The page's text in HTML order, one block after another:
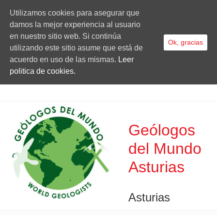
Geólogos
del Mundo
Asturias
Asturias
Utilizamos cookies para asegurar que
damos la mejor experiencia al usuario
en nuestro sitio web. Si continúa
utilizando este sitio asume que está de
acuerdo en uso de las mismas. Leer
politica de cookies.
Ok, gracias